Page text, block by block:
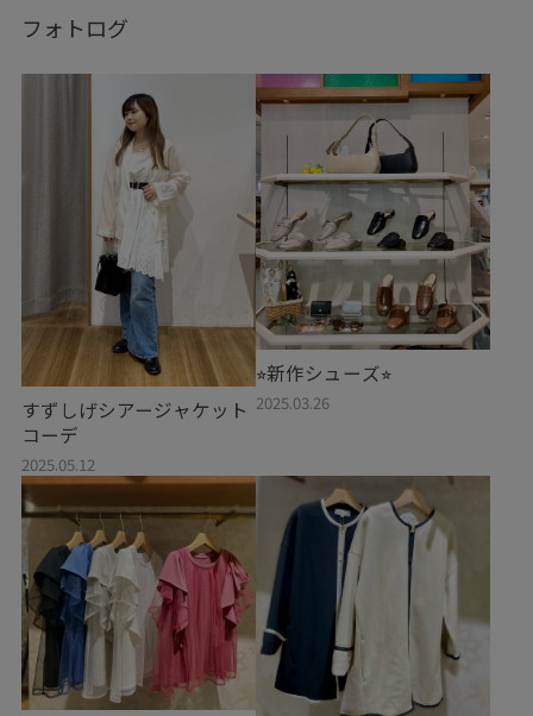
フォトログ
すずしげシアージャケット
コーデ
2025.05.12
⭐︎新作シューズ⭐︎
2025.03.26